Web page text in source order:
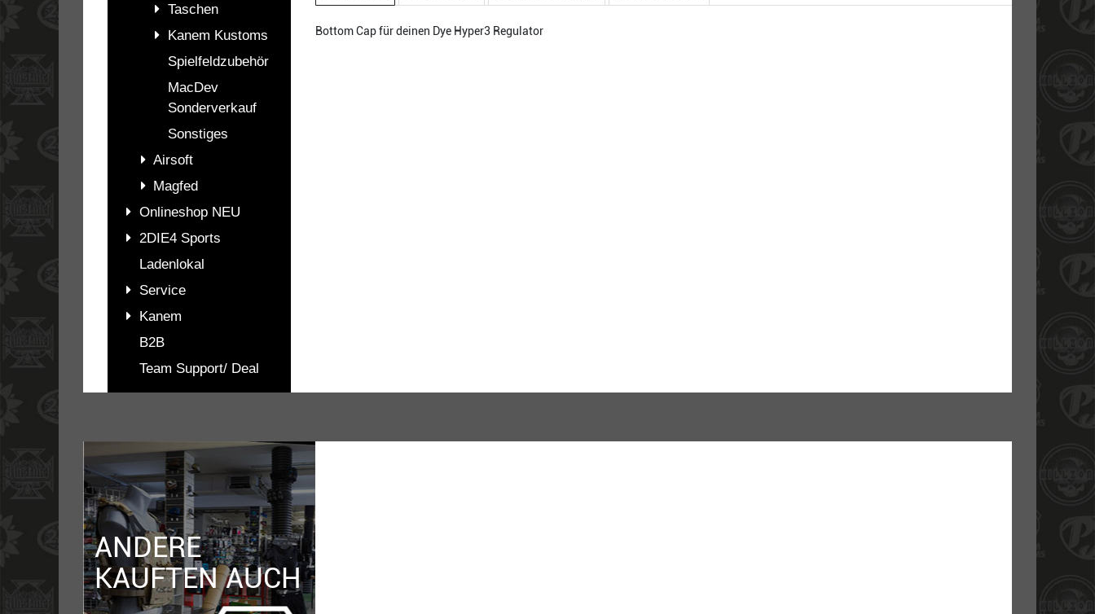
Taschen
Kanem Kustoms
Spielfeldzubehör
MacDev
Sonderverkauf
Sonstiges
Airsoft
Magfed
Onlineshop NEU
2DIE4 Sports
Ladenlokal
Service
Kanem
B2B
Team Support/ Deal
Bottom Cap für deinen Dye Hyper3 Regulator
ZUBEHÖR
ANDERE
KAUFTEN AUCH